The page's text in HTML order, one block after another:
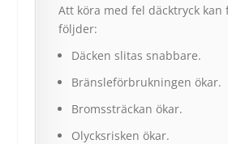
Att köra med fel däcktryck kan
följder:
Däcken slitas snabbare.
Bränsleförbrukningen ökar.
Bromssträckan ökar.
Olycksrisken ökar.